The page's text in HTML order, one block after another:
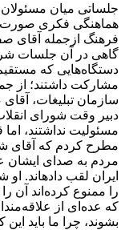
جلساتی میان
هماهنگی فکری صورت
فرهنگ ازجمله آقای
گاهی در آن جلسات
دستگاه‏‌هایی که
مشارکت داشتند؛ از
سازمان تبلیغات،
دبیر وقت شورای
مسئولیت نداشتند،
مطرح کردم که آقای
مردم به صدای ایشان
ایران لقب داده‏اند.
را ممنوع کرده‌‏اند آن
که عده‏‌ای از
بشوند، چرا ما باید این